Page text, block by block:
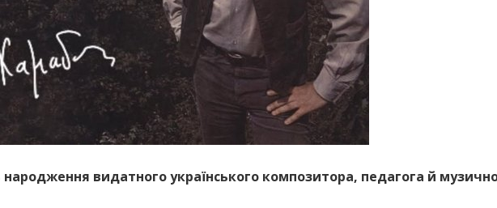
народження видатного українського композитора, педагога й